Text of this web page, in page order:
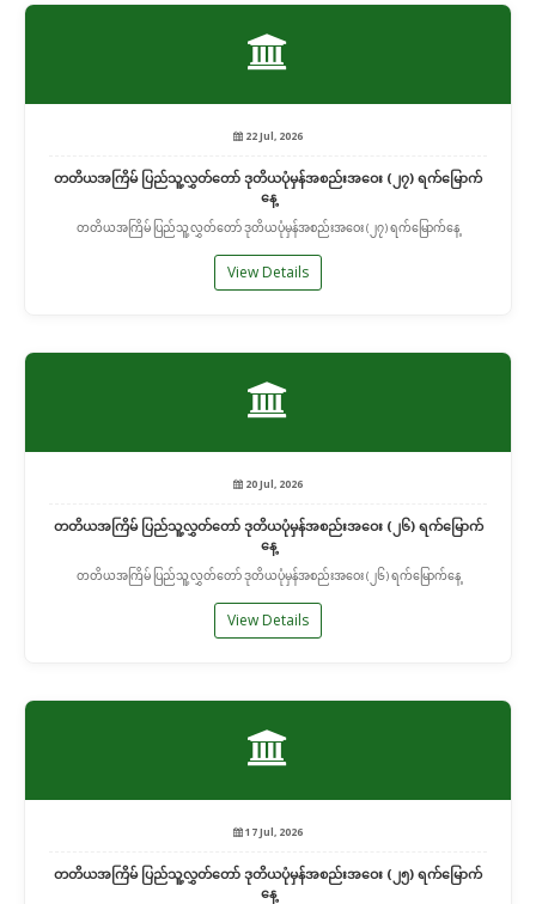
22 Jul, 2026
တတိယအကြိမ် ပြည်သူ့လွှတ်တော် ဒုတိယပုံမှန်အစည်းအဝေး (၂၇) ရက်မြောက်
နေ့
တတိယအကြိမ် ပြည်သူ့လွှတ်တော် ဒုတိယပုံမှန်အစည်းအဝေး (၂၇) ရက်မြောက်နေ့
View Details
20 Jul, 2026
တတိယအကြိမ် ပြည်သူ့လွှတ်တော် ဒုတိယပုံမှန်အစည်းအဝေး (၂၆) ရက်မြောက်
နေ့
တတိယအကြိမ် ပြည်သူ့လွှတ်တော် ဒုတိယပုံမှန်အစည်းအဝေး (၂၆) ရက်မြောက်နေ့
View Details
17 Jul, 2026
တတိယအကြိမ် ပြည်သူ့လွှတ်တော် ဒုတိယပုံမှန်အစည်းအဝေး (၂၅) ရက်မြောက်
နေ့